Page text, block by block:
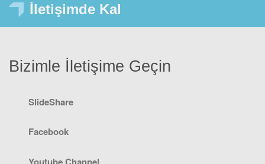
İletişimde Kal
Bizimle İletişime Geçin
SlideShare
Facebook